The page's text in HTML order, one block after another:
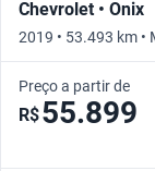
Chevrolet • Onix
2019 • 53.493 km •
Preço a partir de
R$55.899